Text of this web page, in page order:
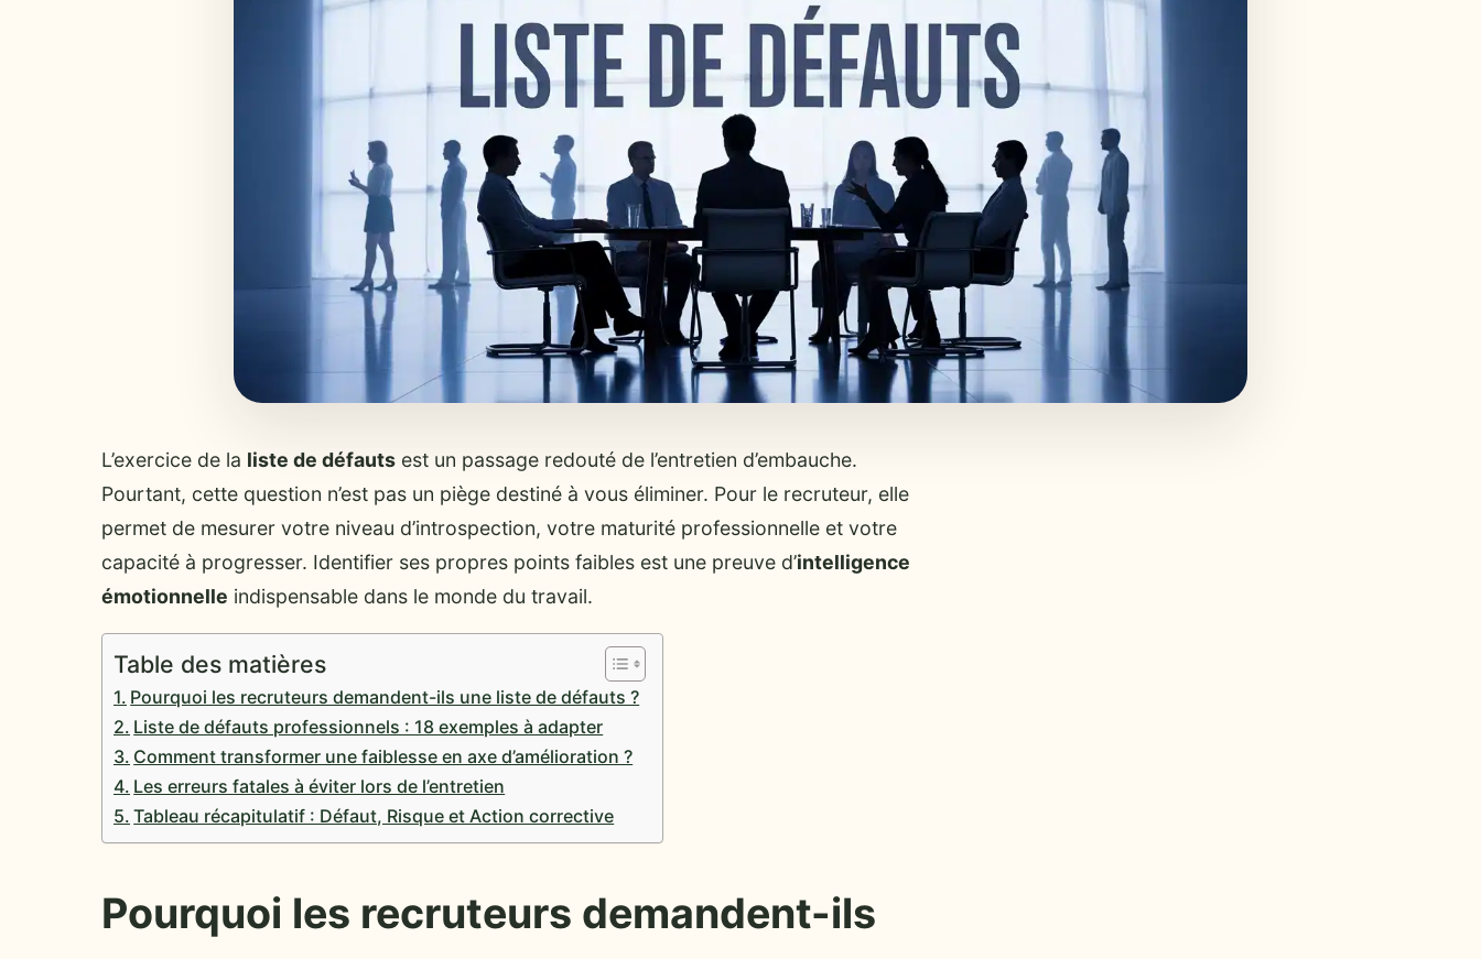
L’exercice de la liste de défauts est un passage redouté de l’entretien d’embauche.
Pourtant, cette question n’est pas un piège destiné à vous éliminer. Pour le recruteur, elle
permet de mesurer votre niveau d’introspection, votre maturité professionnelle et votre
capacité à progresser. Identifier ses propres points faibles est une preuve d’intelligence
émotionnelle indispensable dans le monde du travail.
Table des matières
Pourquoi les recruteurs demandent-ils une liste de défauts ?
Liste de défauts professionnels : 18 exemples à adapter
Comment transformer une faiblesse en axe d’amélioration ?
Les erreurs fatales à éviter lors de l’entretien
Tableau récapitulatif : Défaut, Risque et Action corrective
Pourquoi les recruteurs demandent-ils